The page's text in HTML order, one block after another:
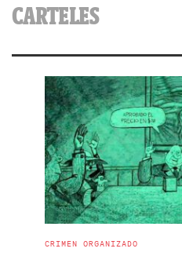
CARTELES
CRIMEN ORGANIZADO